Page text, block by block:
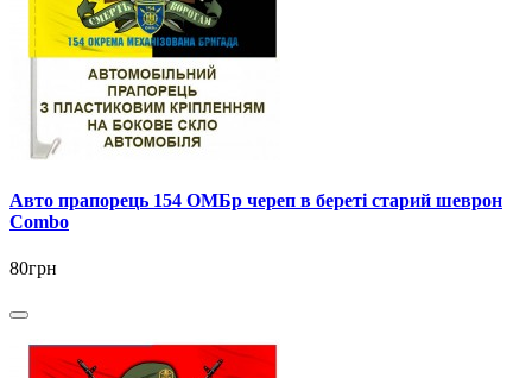
Авто прапорець 154 ОМБр череп в береті старий шеврон
Combo
80грн